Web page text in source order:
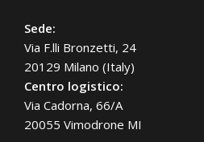
Sede:
Via F.lli Bronzetti, 24
20129 Milano (Italy)
Centro logistico:
Via Cadorna, 66/A
20055 Vimodrone MI